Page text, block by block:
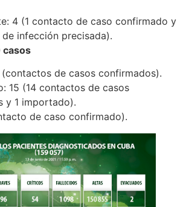
4 (1 contacto de caso confirmado y
infección precisada).
casos
(contactos de casos confirmados).
15 (14 contactos de casos
y 1 importado).
de caso confirmado).